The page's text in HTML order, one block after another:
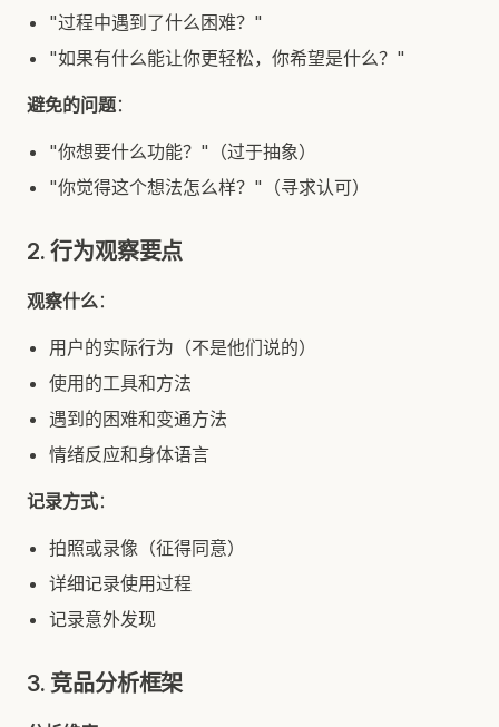
"过程中遇到了什么困难？"
"如果有什么能让你更轻松，你希望是什么？"
避免的问题：
"你想要什么功能？"（过于抽象）
"你觉得这个想法怎么样？"（寻求认可）
2. 行为观察要点
观察什么：
用户的实际行为（不是他们说的）
使用的工具和方法
遇到的困难和变通方法
情绪反应和身体语言
记录方式：
拍照或录像（征得同意）
详细记录使用过程
记录意外发现
3. 竞品分析框架